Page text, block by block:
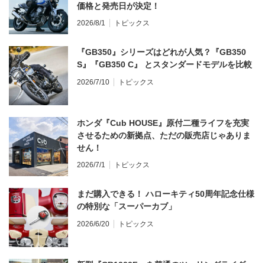
価格と発売日が決定！
2026/8/1 トピックス
『GB350』シリーズはどれが人気？『GB350
S』『GB350 C』 とスタンダードモデルを比較
2026/7/10 トピックス
ホンダ『Cub HOUSE』原付二種ライフを充実
させるための新拠点、ただの販売店じゃありま
せん！
2026/7/1 トピックス
まだ購入できる！ ハローキティ50周年記念仕様
の特別な「スーパーカブ」
2026/6/20 トピックス